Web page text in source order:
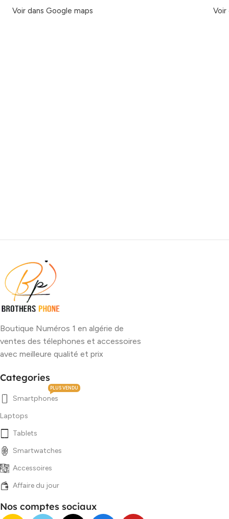
Voir dans Google maps Voir
Boutique Numéros 1 en algérie de
ventes des télephones et accessoires
avec meilleure qualité et prix
Categories
Smartphones
PLUS VENDU
Laptops
Tablets
Smartwatches
Accessoires
Affaire du jour
Nos comptes sociaux